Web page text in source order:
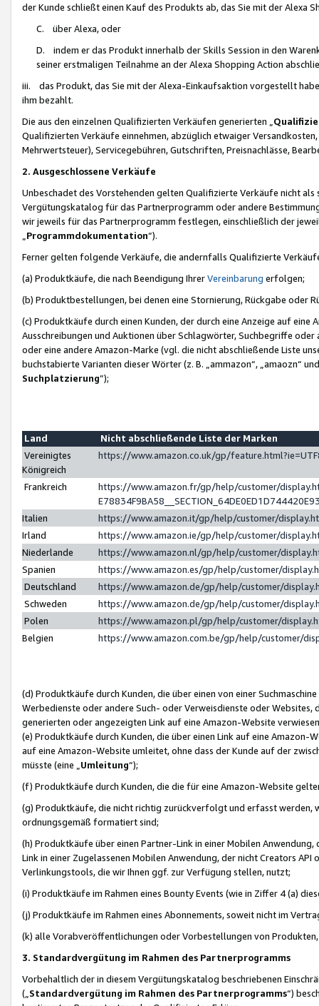
der Kunde schließt einen Kauf des Produkts ab, das Sie mit der Alexa
C. über Alexa, oder
D. indem er das Produkt innerhalb der Skills Session in den
seiner erstmaligen Teilnahme an der Alexa Shopping Action
iii. das Produkt, das Sie mit der Alexa-Einkaufsaktion vorgestellt
ihm bezahlt.
Die aus den einzelnen Qualifizierten Verkäufen generierten „
Qualifizierten Verkäufe einnehmen, abzüglich etwaiger
Mehrwertsteuer), Servicegebühren, Gutschriften, Preisnachlässe,
2. Ausgeschlossene Verkäufe
Unbeschadet des Vorstehenden gelten Qualifizierte Verkäufe nicht
Vergütungskatalog für das Partnerprogramm oder andere
wir jeweils für das Partnerprogramm festlegen, einschließlich der
Programmdokumentation“).
Ferner gelten folgende Verkäufe, die andernfalls Qualifizierte
(a) Produktkäufe, die nach Beendigung IhrerVereinbarung erfolgen;
(b) Produktbestellungen, bei denen eine Stornierung, Rückgabe oder
(c) Produktkäufe durch einen Kunden, der durch eine Anzeige auf
Ausschreibungen und Auktionen über Schlagwörter, Suchbegriffe
oder eine andere Amazon-Marke (vgl. die nicht abschließende Liste
buchstabierte Varianten dieser Wörter (z. B. „ammazon“, „amaozn“
Suchplatzierung”);
Land
Nicht abschließende Liste der Marken
Vereinigtes
Königreich
https://www.amazon.co.uk/gp/
Frankreich
https://www.amazon.fr/gp/help/customer/
Italien
https://www.amazon.it/gp/help/customer/
Irland
https://www.amazon.ie/gp/help/customer/
Niederlande
https://www.amazon.nl/gp/help/customer/
Spanien
https://www.amazon.es/gp/help/customer/
Deutschland
https://www.amazon.de/gp/help/customer/
Schweden
https://www.amazon.de/gp/help/customer/
Polen
https://www.amazon.pl/gp/help/customer/
Belgien
https://www.amazon.com.be/gp/help/customer/
(d) Produktkäufe durch Kunden, die über einen von einer
Werbedienste oder andere Such- oder Verweisdienste oder Websites,
generierten oder angezeigten Link auf eine Amazon-Website
(e) Produktkäufe durch Kunden, die über einen Link auf eine
auf eine Amazon-Website umleitet, ohne dass der Kunde auf der
müsste (eine „ Umleitung“);
(f) Produktkäufe durch Kunden, die die für eine Amazon-Website
(g) Produktkäufe, die nicht richtig zurückverfolgt und erfasst werden,
ordnungsgemäß formatiert sind;
(h) Produktkäufe über einen Partner-Link in einer Mobilen
Link in einer Zugelassenen Mobilen Anwendung, der nicht Creators
Verlinkungstools, die wir Ihnen ggf. zur Verfügung stellen, nutzt;
(i) Produktkäufe im Rahmen eines Bounty Events (wie in Ziffer 4 (a)
(j) Produktkäufe im Rahmen eines Abonnements, soweit nicht im
(k) alle Vorabveröffentlichungen oder Vorbestellungen von
3. Standardvergütung im Rahmen des Partnerprogramms
Vorbehaltlich der in diesem Vergütungskatalog beschriebenen
(„ Standardvergütung im Rahmen des Partnerprogramms“)